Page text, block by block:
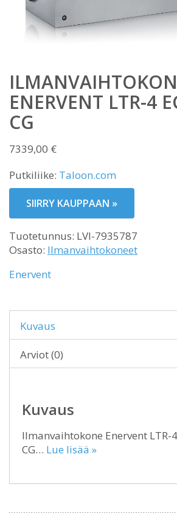
ENERVENT LTR-4
CG
7339,00 €
Putkiliike: Taloon.com
SIIRRY KAUPPAAN »
Tuotetunnus: LVI-7935787
Osasto: Ilmanvaihtokoneet
Enervent
Kuvaus
Arviot (0)
Kuvaus
Ilmanvaihtokone Enervent LTR-
CG… Lue lisää »